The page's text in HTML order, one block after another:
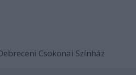
Csokonai Színház